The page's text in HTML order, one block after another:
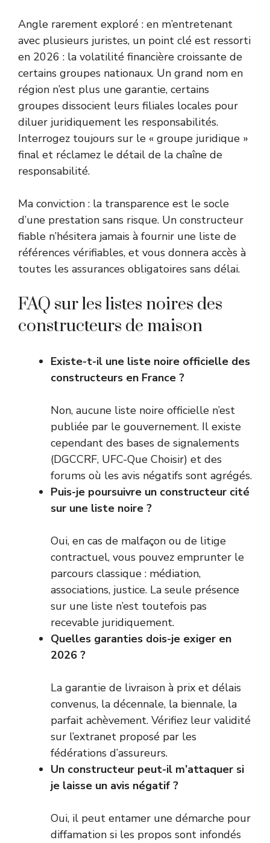
Angle rarement exploré : en m’entretenant
avec plusieurs juristes, un point clé est ressorti
en 2026 : la volatilité financière croissante de
certains groupes nationaux. Un grand nom en
région n’est plus une garantie, certains
groupes dissocient leurs filiales locales pour
diluer juridiquement les responsabilités.
Interrogez toujours sur le « groupe juridique »
final et réclamez le détail de la chaîne de
responsabilité.
Ma conviction : la transparence est le socle
d’une prestation sans risque. Un constructeur
fiable n’hésitera jamais à fournir une liste de
références vérifiables, et vous donnera accès à
toutes les assurances obligatoires sans délai.
FAQ sur les listes noires des
constructeurs de maison
Existe-t-il une liste noire officielle des
constructeurs en France ?
Non, aucune liste noire officielle n’est
publiée par le gouvernement. Il existe
cependant des bases de signalements
(DGCCRF, UFC-Que Choisir) et des
forums où les avis négatifs sont agrégés.
Puis-je poursuivre un constructeur cité
sur une liste noire ?
Oui, en cas de malfaçon ou de litige
contractuel, vous pouvez emprunter le
parcours classique : médiation,
associations, justice. La seule présence
sur une liste n’est toutefois pas
recevable juridiquement.
Quelles garanties dois-je exiger en
2026 ?
La garantie de livraison à prix et délais
convenus, la décennale, la biennale, la
parfait achèvement. Vérifiez leur validité
sur l’extranet proposé par les
fédérations d’assureurs.
Un constructeur peut-il m’attaquer si
je laisse un avis négatif ?
Oui, il peut entamer une démarche pour
diffamation si les propos sont infondés